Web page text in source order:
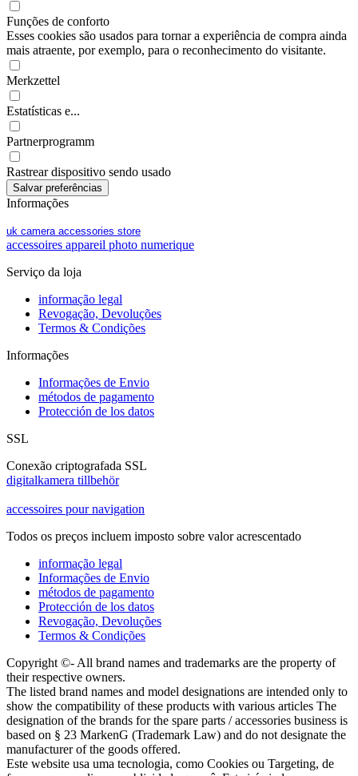
Funções de conforto
Esses cookies são usados para tornar a experiência de compra ainda
mais atraente, por exemplo, para o reconhecimento do visitante.
Merkzettel
Estatísticas e...
Partnerprogramm
Rastrear dispositivo sendo usado
Informações
uk camera accessories store
accessoires appareil photo numerique
Serviço da loja
informação legal
Revogação, Devoluções
Termos & Condições
Informações
Informações de Envio
métodos de pagamento
Protección de los datos
SSL
Conexão criptografada SSL
digitalkamera tillbehör
accessoires pour navigation
Todos os preços incluem imposto sobre valor acrescentado
informação legal
Informações de Envio
métodos de pagamento
Protección de los datos
Revogação, Devoluções
Termos & Condições
Copyright ©- All brand names and trademarks are the property of
their respective owners.
The listed brand names and model designations are intended only to
show the compatibility of these products with various articles The
designation of the brands for the spare parts / accessories business is
based on § 23 MarkenG (Trademark Law) and do not designate the
manufacturer of the goods offered.
Este website usa uma tecnologia, como Cookies ou Targeting, de